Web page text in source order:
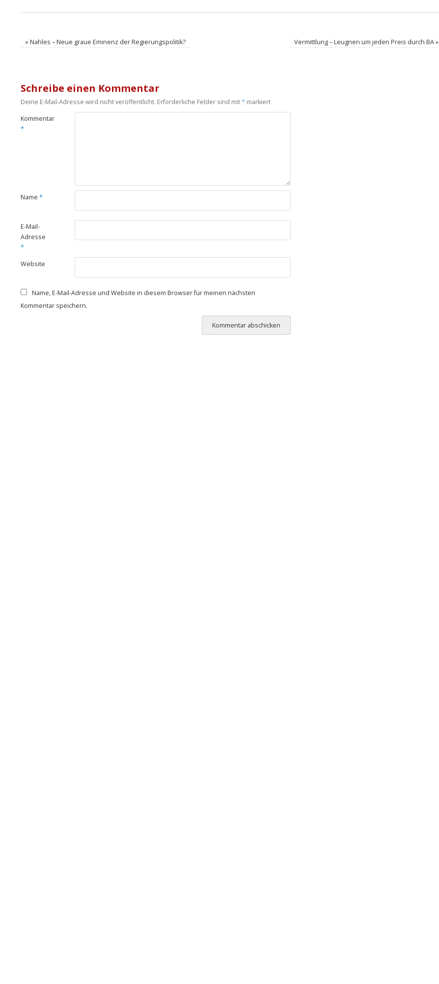
« Nahles – Neue graue Eminenz der Regierungspolitik? Vermittlung – Leugnen um jeden Preis durch BA»
Schreibe einen Kommentar
Deine E-Mail-Adresse wird nicht veröffentlicht. Erforderliche Felder sind mit* markiert
Kommentar
*
Name *
E-Mail-
Adresse
*
Website
Name, E-Mail-Adresse und Website in diesem Browser für meinen nächsten
Kommentar speichern.